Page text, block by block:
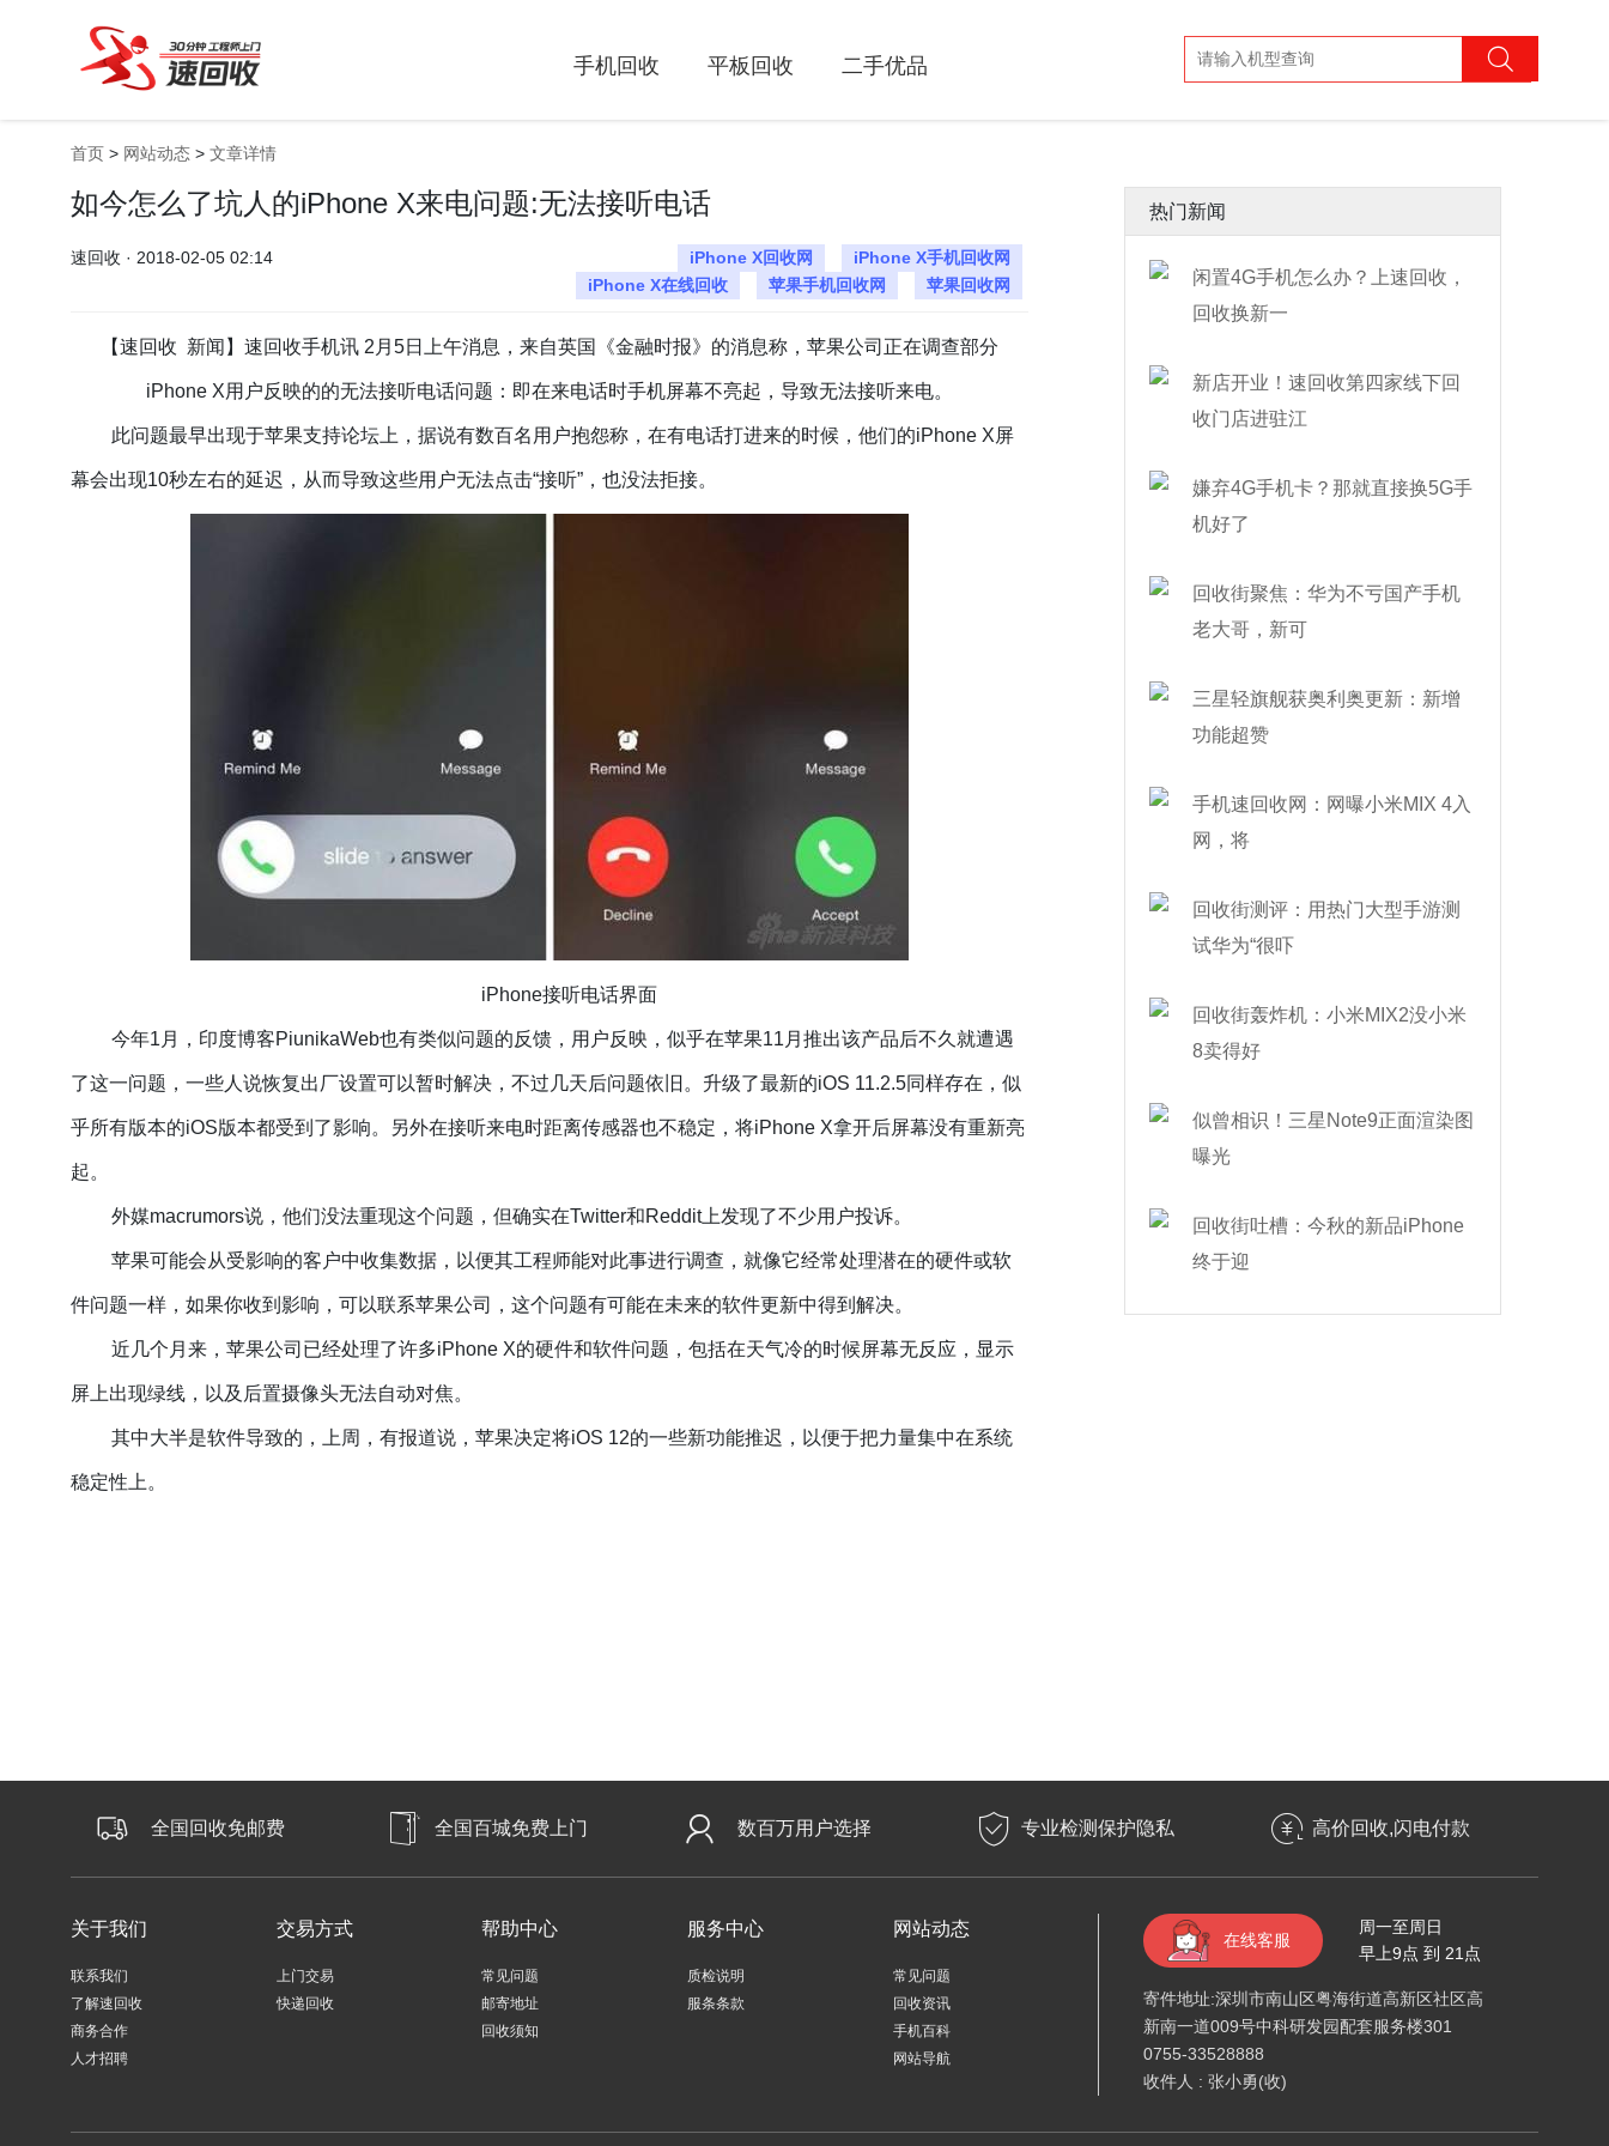
手机回收 平板回收 二手优品
首页 > 网站动态 > 文章详情
如今怎么了坑人的iPhone X来电问题:无法接听电话
速回收 · 2018-02-05 02:14 iPhone X回收网
iPhone X手机回收网
iPhone X在线回收
苹果手机回收网 苹果回收网
【速回收 新闻】速回收手机讯 2月5日上午消息，来自英国《金融时报》的消息称，苹果公司正在调查部分
iPhone X用户反映的的无法接听电话问题：即在来电话时手机屏幕不亮起，导致无法接听来电。
此问题最早出现于苹果支持论坛上，据说有数百名用户抱怨称，在有电话打进来的时候，他们的iPhone X屏
幕会出现10秒左右的延迟，从而导致这些用户无法点击“接听”，也没法拒接。
iPhone接听电话界面
今年1月，印度博客PiunikaWeb也有类似问题的反馈，用户反映，似乎在苹果11月推出该产品后不久就遭遇
了这一问题，一些人说恢复出厂设置可以暂时解决，不过几天后问题依旧。升级了最新的iOS 11.2.5同样存在，似
乎所有版本的iOS版本都受到了影响。另外在接听来电时距离传感器也不稳定，将iPhone X拿开后屏幕没有重新亮
起。
外媒macrumors说，他们没法重现这个问题，但确实在Twitter和Reddit上发现了不少用户投诉。
苹果可能会从受影响的客户中收集数据，以便其工程师能对此事进行调查，就像它经常处理潜在的硬件或软
件问题一样，如果你收到影响，可以联系苹果公司，这个问题有可能在未来的软件更新中得到解决。
近几个月来，苹果公司已经处理了许多iPhone X的硬件和软件问题，包括在天气冷的时候屏幕无反应，显示
屏上出现绿线，以及后置摄像头无法自动对焦。
其中大半是软件导致的，上周，有报道说，苹果决定将iOS 12的一些新功能推迟，以便于把力量集中在系统
稳定性上。
热门新闻
闲置4G手机怎么办？上速回收，
回收换新一
新店开业！速回收第四家线下回
收门店进驻江
嫌弃4G手机卡？那就直接换5G手
机好了
回收街聚焦：华为不亏国产手机
老大哥，新可
三星轻旗舰获奥利奥更新：新增
功能超赞
手机速回收网：网曝小米MIX 4入
网，将
回收街测评：用热门大型手游测
试华为“很吓
回收街轰炸机：小米MIX2没小米
8卖得好
似曾相识！三星Note9正面渲染图
曝光
回收街吐槽：今秋的新品iPhone
终于迎
全国回收免邮费 全国百城免费上门 数百万用户选择 专业检测保护隐私 高价回收,闪电付款
关于我们
联系我们
了解速回收
商务合作
人才招聘
交易方式
上门交易
快递回收
帮助中心
常见问题
邮寄地址
回收须知
服务中心
质检说明
服条条款
网站动态
常见问题
回收资讯
手机百科
网站导航
在线客服
周一至周日
早上9点 到 21点
寄件地址:深圳市南山区粤海街道高新区社区高
新南一道009号中科研发园配套服务楼301
0755-33528888
收件人 : 张小勇(收)